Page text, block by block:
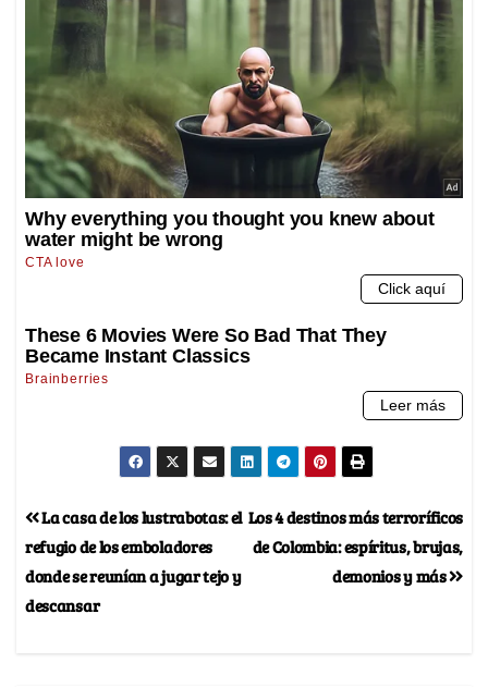
Los 4 destinos más terroríficos
de Colombia: espíritus, brujas,
demonios y más
La casa de los lustrabotas: el
refugio de los emboladores
donde se reunían a jugar tejo y
descansar